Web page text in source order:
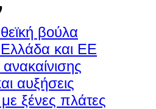
βούλα
Ελλάδα και ΕΕ
αυξήσεις
ξένες πλάτες